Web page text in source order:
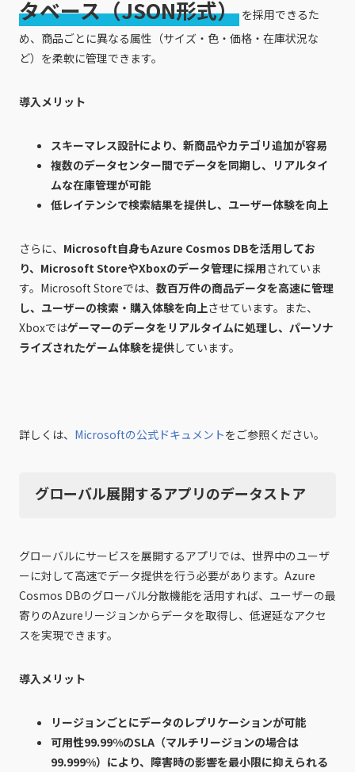
タベース（JSON形式）を採用できるた
め、商品ごとに異なる属性（サイズ・色・価格・在庫状況な
ど）を柔軟に管理できます。
導入メリット
スキーマレス設計により、新商品やカテゴリ追加が容易
複数のデータセンター間でデータを同期し、リアルタイ
ムな在庫管理が可能
低レイテンシで検索結果を提供し、ユーザー体験を向上
さらに、 Microsoft自身もAzure Cosmos DBを活用してお
り、Microsoft StoreやXboxのデータ管理に採用されていま
す。Microsoft Storeでは、 数百万件の商品データを高速に管理
し、ユーザーの検索・購入体験を向上させています。また、
Xboxではゲーマーのデータをリアルタイムに処理し、パーソナ
ライズされたゲーム体験を提供しています。
詳しくは、 Microsoftの公式ドキュメントをご参照ください。
グローバル展開するアプリのデータストア
グローバルにサービスを展開するアプリでは、世界中のユーザ
ーに対して高速でデータ提供を行う必要があります。Azure
Cosmos DBのグローバル分散機能を活用すれば、ユーザーの最
寄りのAzureリージョンからデータを取得し、低遅延なアクセ
スを実現できます。
導入メリット
リージョンごとにデータのレプリケーションが可能
可用性99.99%のSLA（マルチリージョンの場合は
99.999%）により、障害時の影響を最小限に抑えられる